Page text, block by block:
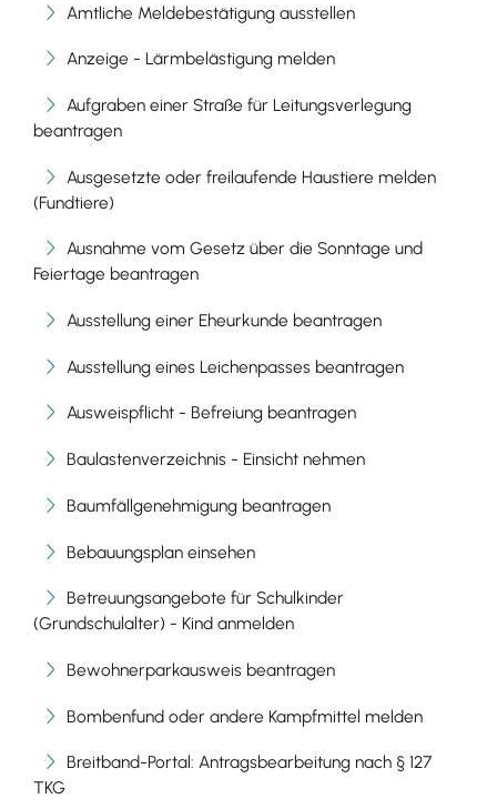
Amtliche Meldebestätigung ausstellen
Anzeige - Lärmbelästigung melden
Aufgraben einer Straße für Leitungsverlegung
beantragen
Ausgesetzte oder freilaufende Haustiere melden
(Fundtiere)
Ausnahme vom Gesetz über die Sonntage und
Feiertage beantragen
Ausstellung einer Eheurkunde beantragen
Ausstellung eines Leichenpasses beantragen
Ausweispflicht - Befreiung beantragen
Baulastenverzeichnis - Einsicht nehmen
Baumfällgenehmigung beantragen
Bebauungsplan einsehen
Betreuungsangebote für Schulkinder
(Grundschulalter) - Kind anmelden
Bewohnerparkausweis beantragen
Bombenfund oder andere Kampfmittel melden
Breitband-Portal: Antragsbearbeitung nach § 127
TKG